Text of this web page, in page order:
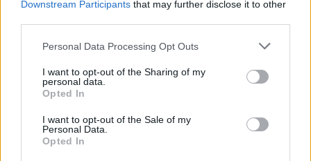
Downstream Participants that may further disclose it to other
Personal Data Processing Opt Outs
I want to opt-out of the Sharing of my
personal data.
Opted In
I want to opt-out of the Sale of my
Personal Data.
Opted In